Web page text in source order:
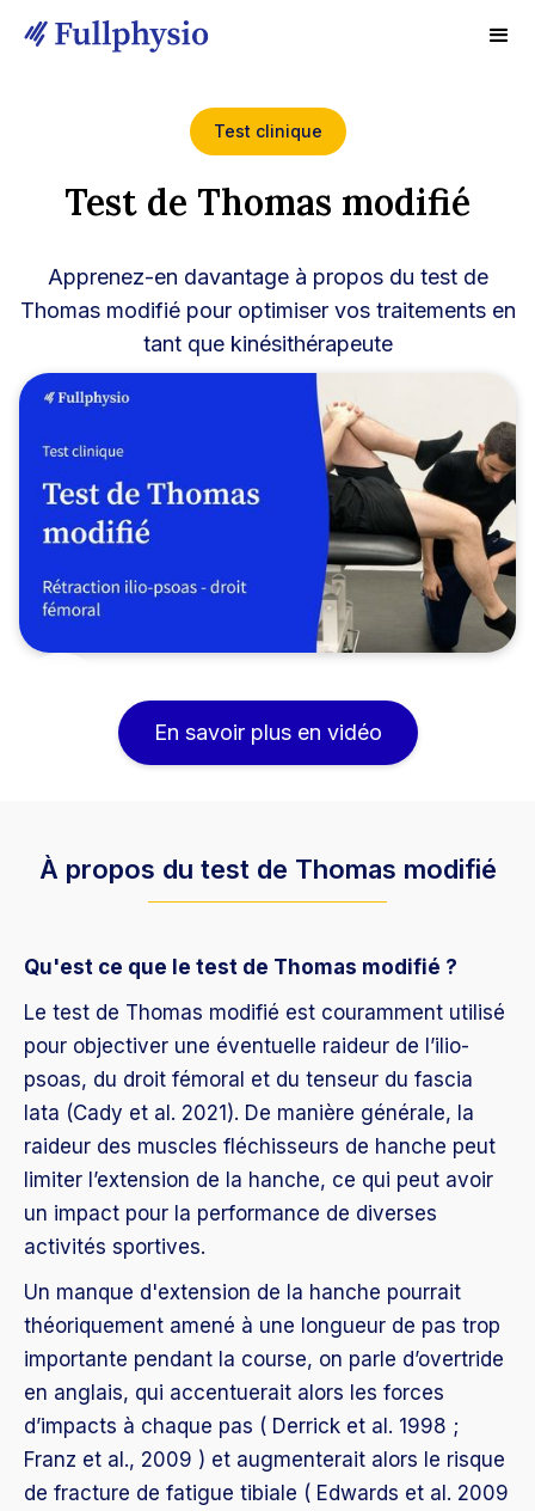
Test clinique
Test de Thomas modifié
Apprenez-en davantage à propos du test de
Thomas modifié pour optimiser vos traitements en
tant que kinésithérapeute
En savoir plus en vidéo
À propos du test de Thomas modifié
Qu'est ce que le test de Thomas modifié ?
Le test de Thomas modifié est couramment utilisé
pour objectiver une éventuelle raideur de l’ilio-
psoas, du droit fémoral et du tenseur du fascia
lata (Cady et al. 2021). De manière générale, la
raideur des muscles fléchisseurs de hanche peut
limiter l’extension de la hanche, ce qui peut avoir
un impact pour la performance de diverses
activités sportives.
Un manque d'extension de la hanche pourrait
théoriquement amené à une longueur de pas trop
importante pendant la course, on parle d’overtride
en anglais, qui accentuerait alors les forces
d’impacts à chaque pas ( Derrick et al. 1998 ;
Franz et al., 2009 ) et augmenterait alors le risque
de fracture de fatigue tibiale ( Edwards et al. 2009